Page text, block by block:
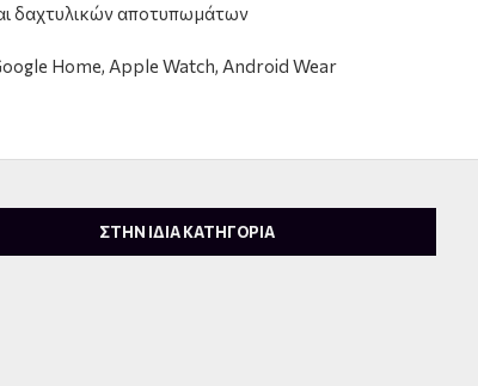
δαχτυλικών αποτυπωμάτων
Home, Apple Watch, Android Wear
ΣΤΗΝ ΙΔΙΑ ΚΑΤΗΓΟΡΙΑ